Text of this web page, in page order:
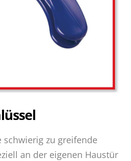
schwierig zu greifende
an der eigenen Haustür